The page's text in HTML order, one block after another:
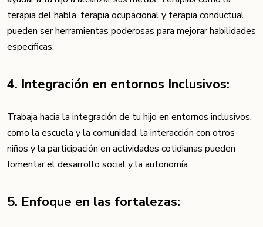
terapia del habla, terapia ocupacional y terapia conductual
pueden ser herramientas poderosas para mejorar habilidades
específicas.
4. Integración en entornos Inclusivos:
Trabaja hacia la integración de tu hijo en entornos inclusivos,
como la escuela y la comunidad, la interacción con otros
niños y la participación en actividades cotidianas pueden
fomentar el desarrollo social y la autonomía.
5. Enfoque en las fortalezas: